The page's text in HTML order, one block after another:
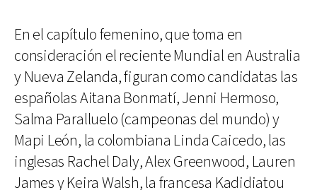
En el capítulo femenino, que toma en
consideración el reciente Mundial en Australia
y Nueva Zelanda, figuran como candidatas las
españolas Aitana Bonmatí, Jenni Hermoso,
Salma Paralluelo (campeonas del mundo) y
Mapi León, la colombiana Linda Caicedo, las
inglesas Rachel Daly, Alex Greenwood, Lauren
James y Keira Walsh, la francesa Kadidiatou